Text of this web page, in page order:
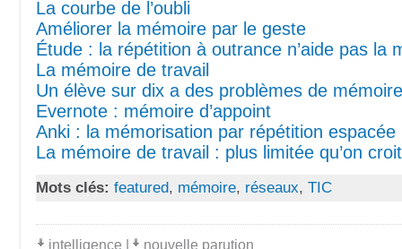
La courbe de l’oubli
Améliorer la mémoire par le geste
Étude : la répétition à outrance n’aide pas la
La mémoire de travail
Un élève sur dix a des problèmes de
Evernote : mémoire d’appoint
Anki : la mémorisation par répétition espacée
La mémoire de travail : plus limitée qu’on croit
Mots clés: featured, mémoire, réseaux, TIC
intelligence nouvelle parution